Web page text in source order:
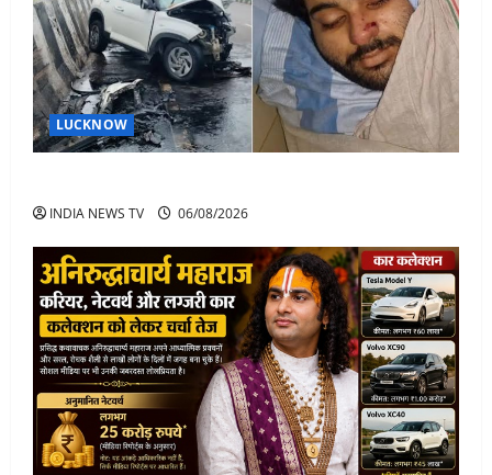
LUCKNOW
INDIA NEWS TV 06/08/2026